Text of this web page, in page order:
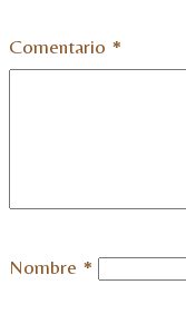
Comentario *
Nombre *